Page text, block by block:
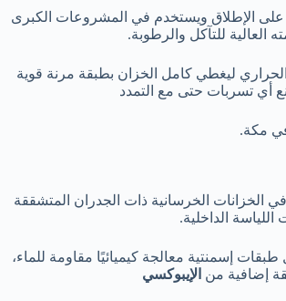
الإطلاق ويستخدم في المشروعات الكبرى
العالية للتآكل والرطوبة.
ليغطي كامل الخزان بطبقة مرنة قوية
أي تسربات حتى مع التمدد
مكة.
الخزانات الخرسانية ذات الجدران المتشققة
اللياسة الداخلية.
إسمنتية معالجة كيميائيًا مقاومة للماء،
إضافية من الإيبوكسي